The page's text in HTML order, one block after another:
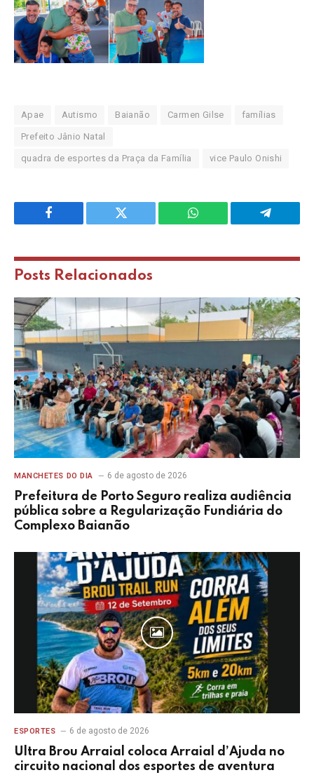
Apae Autismo Baianão Carmen Gilse famílias
Prefeito Jânio Natal
quadra de esportes da Praça da Família vice Paulo Onishi
Facebook Twitter WhatsApp Telegram
Posts Relacionados
MANCHETES DO DIA 6 de agosto de 2026
Prefeitura de Porto Seguro realiza audiência
pública sobre a Regularização Fundiária do
Complexo Baianão
ESPORTES 6 de agosto de 2026
Ultra Brou Arraial coloca Arraial d’Ajuda no
circuito nacional dos esportes de aventura